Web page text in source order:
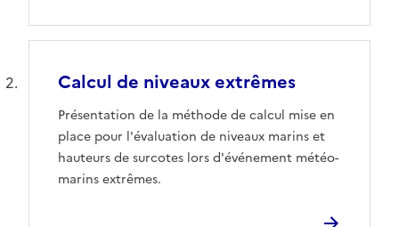
Calcul de niveaux extrêmes
Présentation de la méthode de calcul mise en
place pour l'évaluation de niveaux marins et
hauteurs de surcotes lors d'événement météo-
marins extrêmes.